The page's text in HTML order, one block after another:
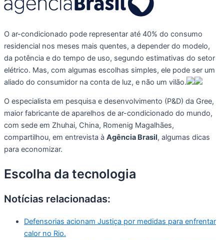
O ar-condicionado pode representar até 40% do consumo
residencial nos meses mais quentes, a depender do modelo,
da potência e do tempo de uso, segundo estimativas do setor
elétrico. Mas, com algumas escolhas simples, ele pode ser um
aliado do consumidor na conta de luz, e não um vilão.
O especialista em pesquisa e desenvolvimento (P&D) da Gree,
maior fabricante de aparelhos de ar-condicionado do mundo,
com sede em Zhuhai, China, Romenig Magalhães,
compartilhou, em entrevista à Agência Brasil, algumas dicas
para economizar.
Escolha da tecnologia
Notícias relacionadas:
Defensorias acionam Justiça por medidas para enfrentar
calor no Rio.